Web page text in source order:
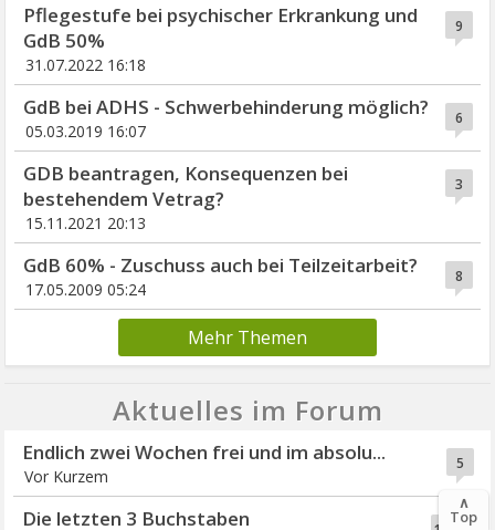
9
Pflegestufe bei psychischer Erkrankung und
GdB 50%
31.07.2022 16:18
6
GdB bei ADHS - Schwerbehinderung möglich?
05.03.2019 16:07
3
GDB beantragen, Konsequenzen bei
bestehendem Vetrag?
15.11.2021 20:13
8
GdB 60% - Zuschuss auch bei Teilzeitarbeit?
17.05.2009 05:24
Mehr Themen
Aktuelles im Forum
5
Endlich zwei Wochen frei und im absolu...
Vor Kurzem
Die letzten 3 Buchstaben
∧
Top